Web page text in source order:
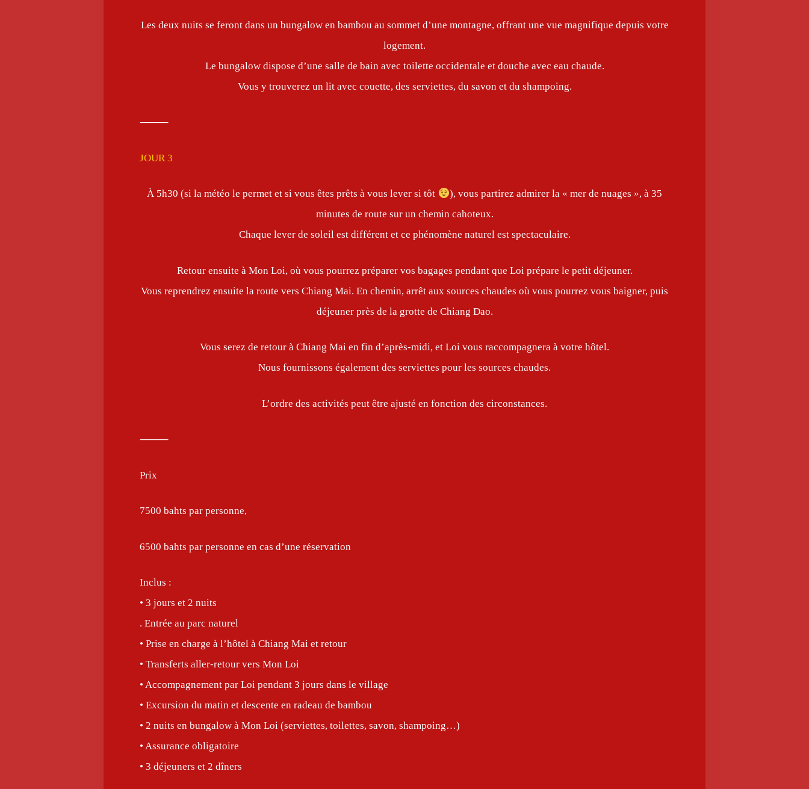
Les deux nuits se feront dans un bungalow en bambou au sommet d’une montagne, offrant une vue magnifique depuis votre
logement.
Le bungalow dispose d’une salle de bain avec toilette occidentale et douche avec eau chaude.
Vous y trouverez un lit avec couette, des serviettes, du savon et du shampoing.
⸻
JOUR 3
À 5h30 (si la météo le permet et si vous êtes prêts à vous lever si tôt
), vous partirez admirer la « mer de nuages », à 35
minutes de route sur un chemin cahoteux.
Chaque lever de soleil est différent et ce phénomène naturel est spectaculaire.
Retour ensuite à Mon Loi, où vous pourrez préparer vos bagages pendant que Loi prépare le petit déjeuner.
Vous reprendrez ensuite la route vers Chiang Mai. En chemin, arrêt aux sources chaudes où vous pourrez vous baigner, puis
déjeuner près de la grotte de Chiang Dao.
Vous serez de retour à Chiang Mai en fin d’après-midi, et Loi vous raccompagnera à votre hôtel.
Nous fournissons également des serviettes pour les sources chaudes.
L’ordre des activités peut être ajusté en fonction des circonstances.
⸻
Prix
7500 bahts par personne,
6500 bahts par personne en cas d’une réservation
Inclus :
• 3 jours et 2 nuits
. Entrée au parc naturel
• Prise en charge à l’hôtel à Chiang Mai et retour
• Transferts aller-retour vers Mon Loi
• Accompagnement par Loi pendant 3 jours dans le village
• Excursion du matin et descente en radeau de bambou
• 2 nuits en bungalow à Mon Loi (serviettes, toilettes, savon, shampoing…)
• Assurance obligatoire
• 3 déjeuners et 2 dîners